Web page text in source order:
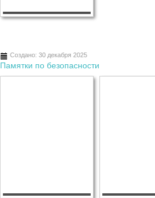
Создано: 30 декабря 2025
Памятки по безопасности